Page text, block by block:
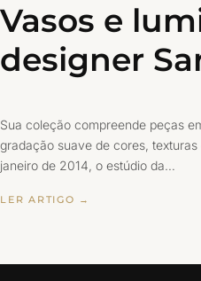
Vasos e
designer
Sua coleção compreende peças
gradação suave de cores,
janeiro de 2014, o estúdio da…
LER ARTIGO →